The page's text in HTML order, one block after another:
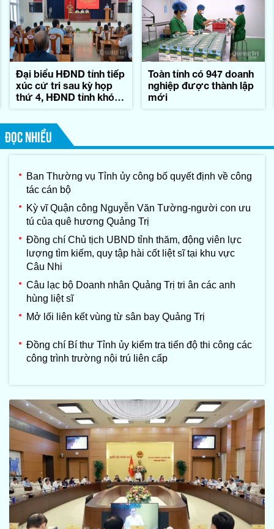
Đại biểu HĐND tỉnh tiếp
xúc cử tri sau kỳ họp
thứ 4, HĐND tỉnh khóa
Toàn tỉnh có 947 doanh
nghiệp được thành lập
mới
ĐỌC NHIỀU
Ban Thường vụ Tỉnh ủy công bố quyết định về công
tác cán bộ
Kỳ vĩ Quận công Nguyễn Văn Tường-người con ưu
tú của quê hương Quảng Trị
Đồng chí Chủ tịch UBND tỉnh thăm, động viên lực
lượng tìm kiếm, quy tập hài cốt liệt sĩ tại khu vực
Câu Nhi
Câu lạc bộ Doanh nhân Quảng Trị tri ân các anh
hùng liệt sĩ
Mở lối liên kết vùng từ sân bay Quảng Trị
Đồng chí Bí thư Tỉnh ủy kiểm tra tiến độ thi công các
công trình trường nội trú liên cấp